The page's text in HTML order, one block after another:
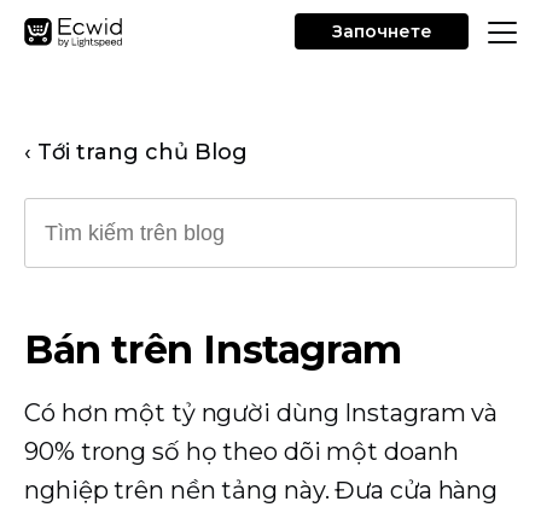
Започнете
‹ Tới trang chủ Blog
Bán trên Instagram
Có hơn một tỷ người dùng Instagram và
90% trong số họ theo dõi một doanh
nghiệp trên nền tảng này. Đưa cửa hàng